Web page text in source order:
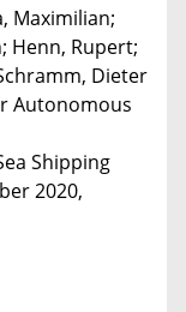
Maximilian;
Henn, Rupert;
Dieter
Autonomous
Shipping
2020,